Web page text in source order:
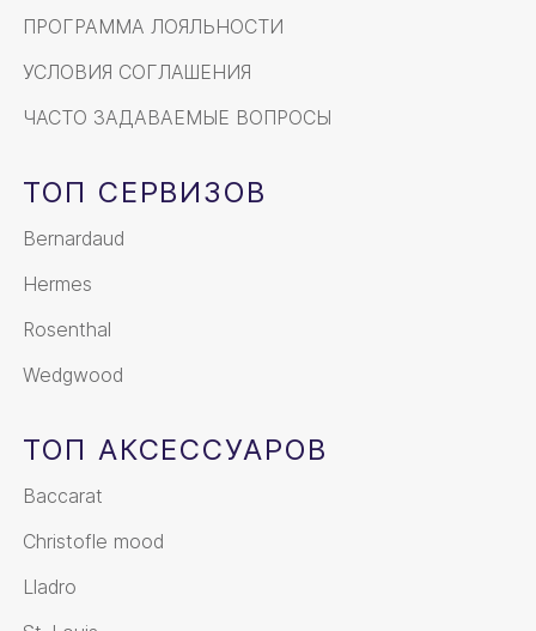
ПРОГРАММА ЛОЯЛЬНОСТИ
УСЛОВИЯ СОГЛАШЕНИЯ
ЧАСТО ЗАДАВАЕМЫЕ ВОПРОСЫ
ТОП СЕРВИЗОВ
Bernardaud
Hermes
Rosenthal
Wedgwood
ТОП АКСЕССУАРОВ
Baccarat
Christofle mood
Lladro